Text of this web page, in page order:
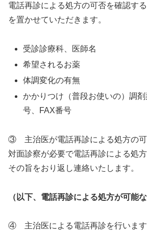
電話再診による処方の可否を確認す
を置かせていただきます。
受診診療科、医師名
希望されるお薬
体調変化の有無
かかりつけ（普段お使いの）調
号、FAX番号
③ 主治医が電話再診による処方の可
対面診察が必要で電話再診による処
その旨をおり返し連絡いたします。
（以下、電話再診による処方が可能な
④ 主治医による電話再診を行います